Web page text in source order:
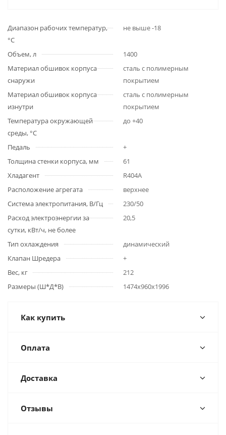
Диапазон рабочих температур,
°С
не выше -18
Объем, л
1400
Материал обшивок корпуса
снаружи
сталь с полимерным
покрытием
Материал обшивок корпуса
изнутри
сталь с полимерным
покрытием
Температура окружающей
среды, °С
до +40
Педаль
+
Толщина стенки корпуса, мм
61
Хладагент
R404A
Расположение агрегата
верхнее
Система электропитания, В/Гц
230/50
Расход электроэнергии за
сутки, кВт/ч, не более
20,5
Тип охлаждения
динамический
Клапан Шредера
+
Вес, кг
212
Размеры (Ш*Д*В)
1474x960x1996
Как купить
Оплата
Доставка
Отзывы